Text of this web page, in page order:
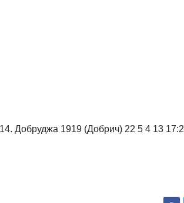
Добруджа 1919 (Добрич) 22 5 4 13